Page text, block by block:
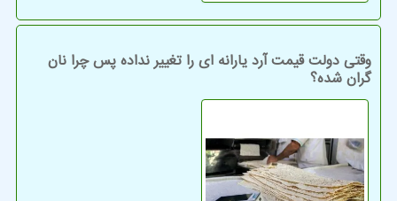
وقتی دولت قیمت آرد یارانه ای را تغییر نداده پس چرا نان
گران شده؟